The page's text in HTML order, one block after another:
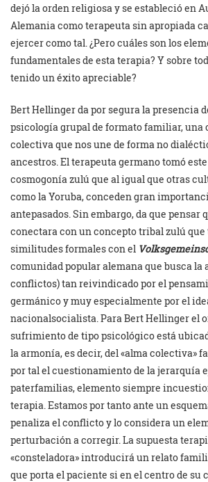
dejó la orden religiosa y se estableció en
Alemania como terapeuta sin apropiada
ejercer como tal. ¿Pero cuáles son los
fundamentales de esta terapia? Y sobre
tenido un éxito apreciable?
Bert Hellinger da por segura la presencia
psicología grupal de formato familiar,
colectiva que nos une de forma no
ancestros. El terapeuta germano tomó
cosmogonía zulú que al igual que otras
como la Yoruba, conceden gran
antepasados. Sin embargo, da que pensar
conectara con un concepto tribal zulú
similitudes formales con el
comunidad popular alemana que busca la
conflictos) tan reivindicado por el
germánico y muy especialmente por el
nacionalsocialista. Para Bert Hellinger el
sufrimiento de tipo psicológico está
la armonía, es decir, del «alma colectiva»
por tal el cuestionamiento de la jerarquía
paterfamilias, elemento siempre
terapia. Estamos por tanto ante un
penaliza el conflicto y lo considera un
perturbación a corregir. La supuesta
«consteladora» introducirá un relato
que porta el paciente si en el centro de su